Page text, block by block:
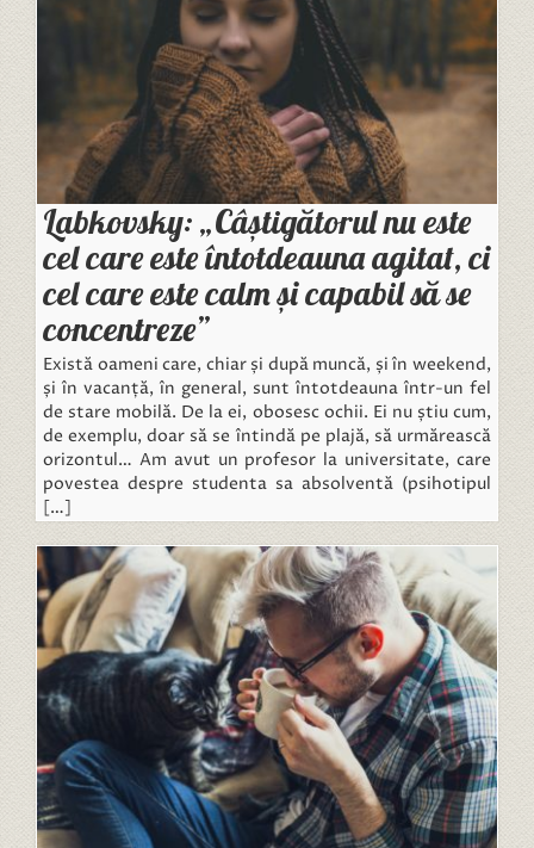
Labkovsky: „Câștigătorul nu este
cel care este întotdeauna agitat, ci
cel care este calm și capabil să se
concentreze”
Există oameni care, chiar și după muncă, și în weekend,
și în vacanță, în general, sunt întotdeauna într-un fel
de stare mobilă. De la ei, obosesc ochii. Ei nu știu cum,
de exemplu, doar să se întindă pe plajă, să urmărească
orizontul… Am avut un profesor la universitate, care
povestea despre studenta sa absolventă (psihotipul
[…]